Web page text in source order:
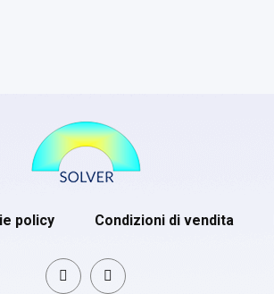
policy Condizioni di vendita